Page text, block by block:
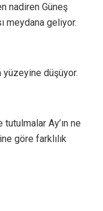
nadiren Güneş
meydana geliyor.
yüzeyine düşüyor.
Ay’ın ne
göre farklılık